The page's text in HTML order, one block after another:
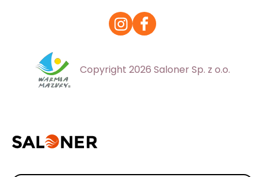
Copyright 2026 Saloner Sp. z o.o.